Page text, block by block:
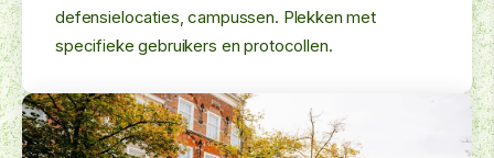
defensielocaties, campussen. Plekken met
specifieke gebruikers en protocollen.